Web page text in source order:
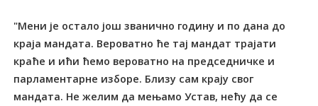
"Мени је остало још званично годину и по дана до
краја мандата. Вероватно ће тај мандат трајати
краће и ићи ћемо вероватно на председничке и
парламентарне изборе. Близу сам крају свог
мандата. Не желим да мењамо Устав, нећу да се